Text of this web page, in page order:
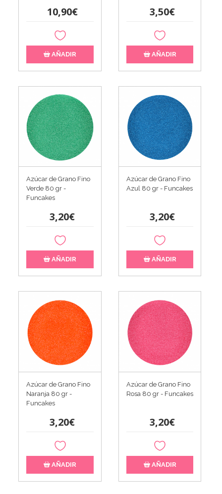
10,90€
AÑADIR
3,50€
AÑADIR
Azúcar de Grano Fino
Verde 80 gr -
Funcakes
3,20€
AÑADIR
Azúcar de Grano Fino
Azul 80 gr - Funcakes
3,20€
AÑADIR
Azúcar de Grano Fino
Naranja 80 gr -
Funcakes
3,20€
AÑADIR
Azúcar de Grano Fino
Rosa 80 gr - Funcakes
3,20€
AÑADIR